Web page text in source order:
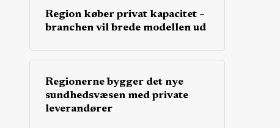
Region køber privat kapacitet –
branchen vil brede modellen ud
Regionerne bygger det nye
sundhedsvæsen med private
leverandører